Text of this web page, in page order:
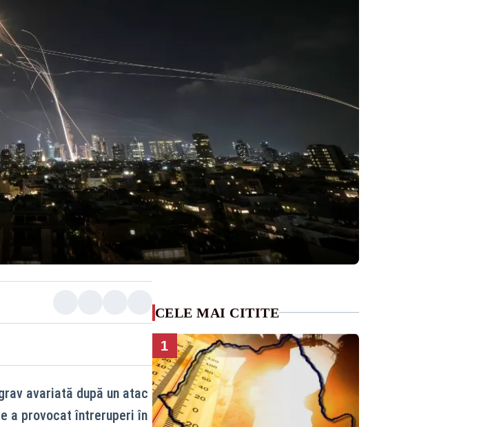
avariată după un atac
a provocat întreruperi în
CELE MAI CITITE
1